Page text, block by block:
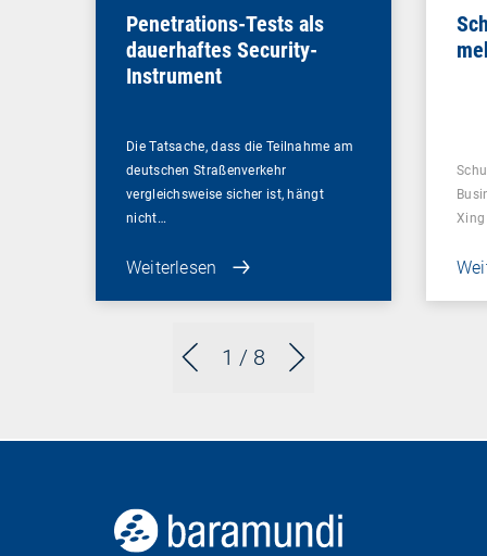
1 / 8
Penetrations-Tests als
dauerhaftes Security-
Instrument
Die Tatsache, dass die Teilnahme am
deutschen Straßenverkehr
vergleichsweise sicher ist, hängt
nicht…
Weiterlesen